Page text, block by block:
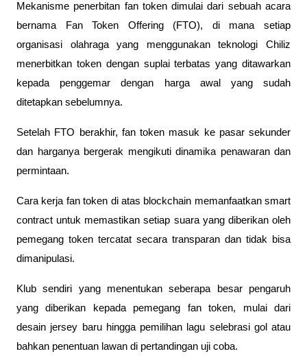
Mekanisme penerbitan fan token dimulai dari sebuah acara
bernama Fan Token Offering (FTO), di mana setiap
organisasi olahraga yang menggunakan teknologi Chiliz
menerbitkan token dengan suplai terbatas yang ditawarkan
kepada penggemar dengan harga awal yang sudah
ditetapkan sebelumnya.
Setelah FTO berakhir, fan token masuk ke pasar sekunder
dan harganya bergerak mengikuti dinamika penawaran dan
permintaan.
Cara kerja fan token di atas blockchain memanfaatkan smart
contract untuk memastikan setiap suara yang diberikan oleh
pemegang token tercatat secara transparan dan tidak bisa
dimanipulasi.
Klub sendiri yang menentukan seberapa besar pengaruh
yang diberikan kepada pemegang fan token, mulai dari
desain jersey baru hingga pemilihan lagu selebrasi gol atau
bahkan penentuan lawan di pertandingan uji coba.